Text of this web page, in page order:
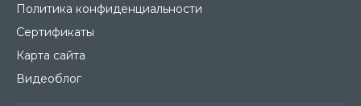
Политика конфиденциальности
Сертификаты
Карта сайта
Видеоблог